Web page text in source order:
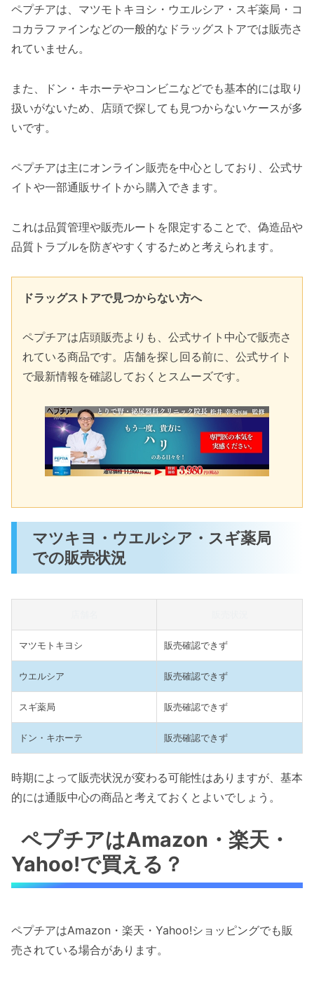
ペプチアは、マツモトキヨシ・ウエルシア・スギ薬局・コ
コカラファインなどの一般的なドラッグストアでは販売さ
れていません。
また、ドン・キホーテやコンビニなどでも基本的には取り
扱いがないため、店頭で探しても見つからないケースが多
いです。
ペプチアは主にオンライン販売を中心としており、公式サ
イトや一部通販サイトから購入できます。
これは品質管理や販売ルートを限定することで、偽造品や
品質トラブルを防ぎやすくするためと考えられます。
ドラッグストアで見つからない方へ
ペプチアは店頭販売よりも、公式サイト中心で販売さ
れている商品です。店舗を探し回る前に、公式サイト
で最新情報を確認しておくとスムーズです。
マツキヨ・ウエルシア・スギ薬局
での販売状況
マツモトキヨシ 販売確認できず
ウエルシア 販売確認できず
スギ薬局 販売確認できず
ドン・キホーテ 販売確認できず
時期によって販売状況が変わる可能性はありますが、基本
的には通販中心の商品と考えておくとよいでしょう。
ペプチアはAmazon・楽天・
Yahoo!で買える？
ペプチアはAmazon・楽天・Yahoo!ショッピングでも販
売されている場合があります。